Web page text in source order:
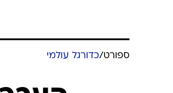
ספורט/כדורגל עולמי